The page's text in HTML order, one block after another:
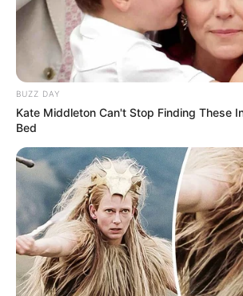
BUZZ DAY
Kate Middleton Can't Stop Finding These
Bed